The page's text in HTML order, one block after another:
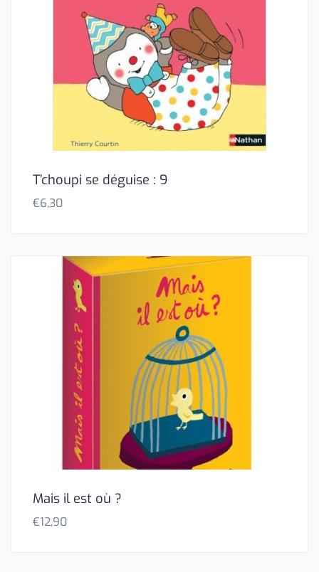
T’choupi se déguise : 9
€6,30
Mais il est où ?
€12,90